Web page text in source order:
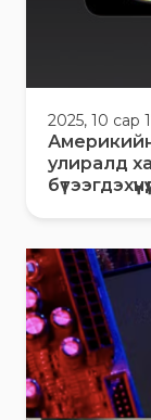
2025, 10 сар
улиралд